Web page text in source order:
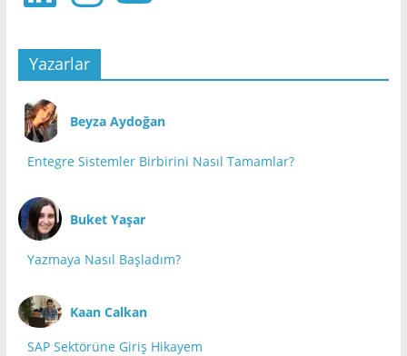
Yazarlar
Beyza Aydoğan
Entegre Sistemler Birbirini Nasıl Tamamlar?
Buket Yaşar
Yazmaya Nasıl Başladım?
Kaan Calkan
SAP Sektörüne Giriş Hikayem